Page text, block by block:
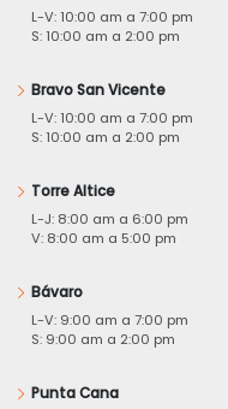
L-V: 10:00 am a 7:00 pm
S: 10:00 am a 2:00 pm
Bravo San Vicente
L-V: 10:00 am a 7:00 pm
S: 10:00 am a 2:00 pm
Torre Altice
L-J: 8:00 am a 6:00 pm
V: 8:00 am a 5:00 pm
Bávaro
L-V: 9:00 am a 7:00 pm
S: 9:00 am a 2:00 pm
Punta Cana